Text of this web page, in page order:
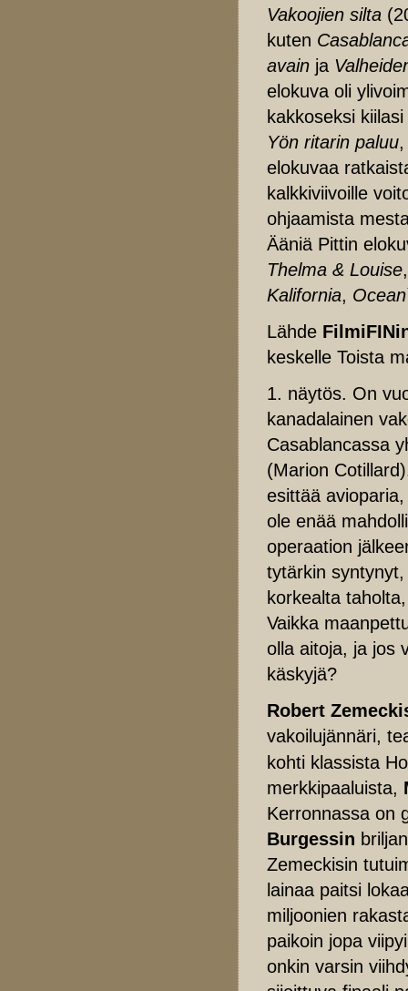
Vakoojien silta
kuten
avain ja
elokuva oli
kakkoseksi kiilasi
Yön ritarin paluu
elokuvaa
kalkkiviivoille
ohjaamista
Ääniä Pittin
Thelma & Louise
Kalifornia,
Lähde
keskelle Toista
1. näytös. On
kanadalainen
Casablancassa
(Marion
esittää
ole enää
operaation
tytärkin
korkealta
Vaikka
olla aitoja, ja jos
käskyjä?
Robert
vakoilujännäri,
kohti klassista
merkkipaaluista,
Kerronnassa on
Burgessin
Zemeckisin
lainaa paitsi
miljoonien
paikoin jopa
onkin varsin